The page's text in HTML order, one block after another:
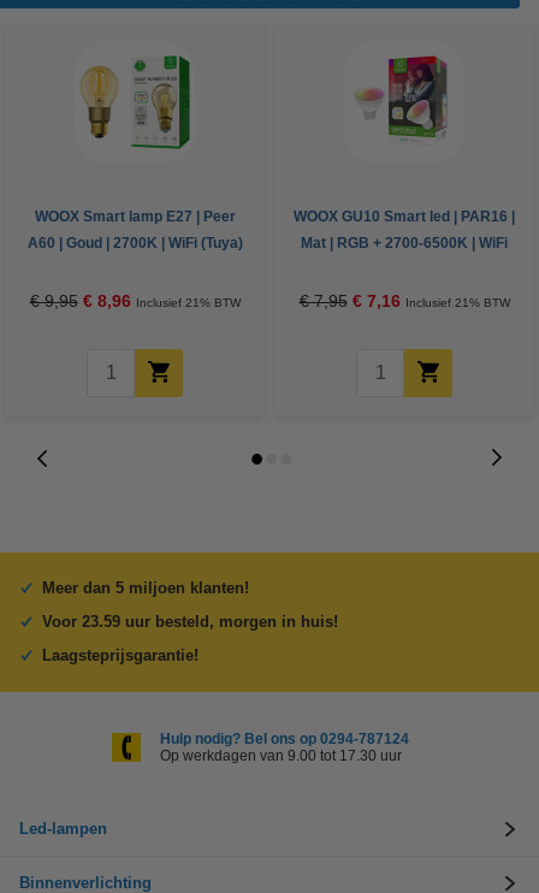
WOOX Smart lamp E27 | Peer
A60 | Goud | 2700K | WiFi (Tuya)
€ 9,95 € 8,96 Inclusief 21% BTW
WOOX GU10 Smart led | PAR16 |
Mat | RGB + 2700-6500K | WiFi
€ 7,95 € 7,16 Inclusief 21% BTW
Meer dan 5 miljoen klanten!
Voor 23.59 uur besteld, morgen in huis!
Laagsteprijsgarantie!
Hulp nodig? Bel ons op 0294-787124
Op werkdagen van 9.00 tot 17.30 uur
Led-lampen
Binnenverlichting